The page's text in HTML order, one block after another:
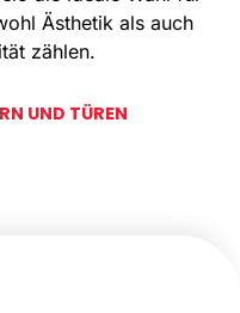
Ästhetik als auch
zählen.
UND TÜREN